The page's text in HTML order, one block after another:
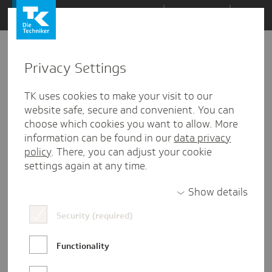
Zum
Inhalt
springen
Eva Tebbe
Eva ist Praktikantin in der
Unternehmenskommunikation der TK und
Privacy Settings
TK uses cookies to make your visit to our
website safe, secure and convenient. You can
choose which cookies you want to allow. More
information can be found in our data privacy
policy. There, you can adjust your cookie
settings again at any time.
Show details
Security (required)
Functionality